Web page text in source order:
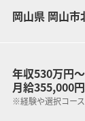
岡山県 岡山市
年収530万円
月給355,000
※経験や選択コー